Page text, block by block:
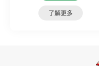
了解更多